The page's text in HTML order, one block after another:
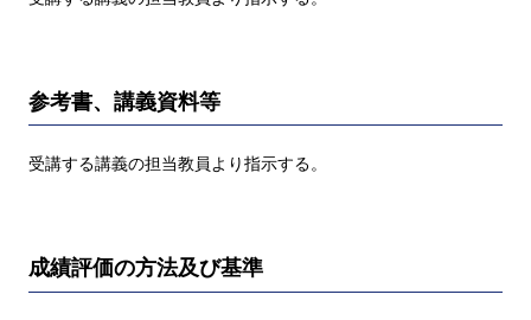
参考書、講義資料等
受講する講義の担当教員より指示する。
成績評価の方法及び基準